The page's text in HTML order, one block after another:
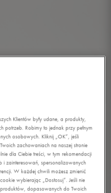
Klientów były udane, a produkty,
potrzeb. Robimy to jednak przy pełnym
osobowych. Kliknij „OK”, jeśli
zachowaniach na naszej stronie
dla Ciebie treści, w tym rekomendacji
zainteresowań, spersonalizowanych
W każdej chwili możesz zmienić
wybierając „Dostosuj”. Jeśli nie
dopasowanych do Twoich